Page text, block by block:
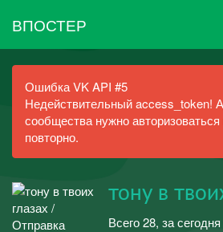
ВПОСТЕР
Ошибка VK API #5
Недействительный access_token!
сообщества нужно
повторно.
тону в
Всего 28, за